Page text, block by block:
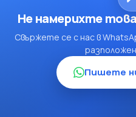
Не намерихте
Свържете се с нас в
Пишете